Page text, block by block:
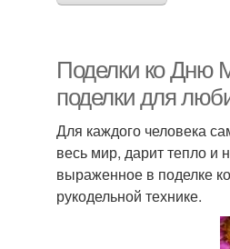
Поделки ко Дню
поделки для
Для каждого человека
весь мир, дарит тепло и
выраженное в поделке
рукодельной технике.